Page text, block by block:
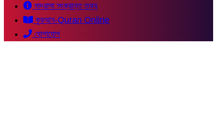
মাদরাসা সংক্রান্ত তথ্য
কুরআন-Quran Online
যোগাযোগ